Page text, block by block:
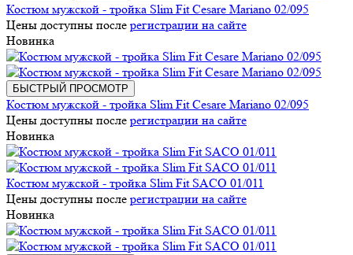
Костюм мужской - тройка Slim Fit Cesare Mariano 02/095
Цены доступны после регистрации на сайте
Новинка
БЫСТРЫЙ ПРОСМОТР
Костюм мужской - тройка Slim Fit Cesare Mariano 02/095
Цены доступны после регистрации на сайте
Новинка
Костюм мужской - тройка Slim Fit SACO 01/011
Цены доступны после регистрации на сайте
Новинка